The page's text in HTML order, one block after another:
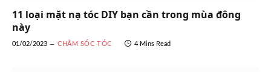
11 loại mặt nạ tóc DIY bạn cần trong mùa đông
này
01/02/2023 CHĂM SÓC TÓC 4 Mins Read